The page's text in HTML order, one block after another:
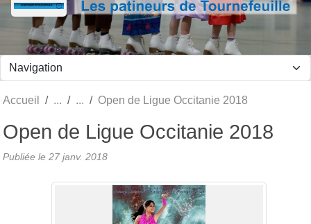
Accueil Open de Ligue Occitanie 2018
Open de Ligue Occitanie 2018
Publiée le 27 janv. 2018
Panneau de gestion des cookies